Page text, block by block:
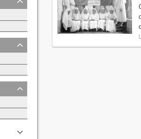
1
1